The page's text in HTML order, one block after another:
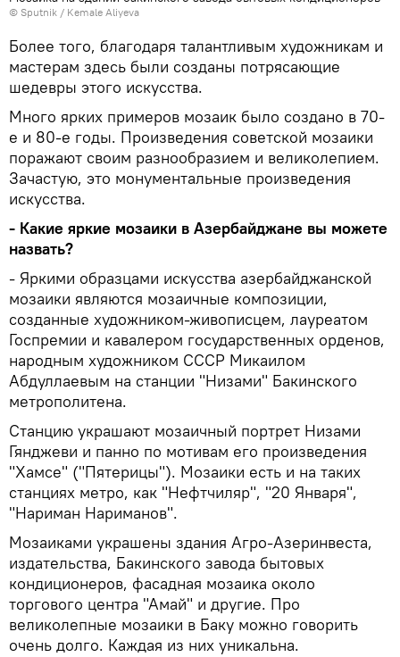
© Sputnik / Kemale Aliyeva
Более того, благодаря талантливым художникам и
мастерам здесь были созданы потрясающие
шедевры этого искусства.
Много ярких примеров мозаик было создано в 70-
е и 80-е годы. Произведения советской мозаики
поражают своим разнообразием и великолепием.
Зачастую, это монументальные произведения
искусства.
- Какие яркие мозаики в Азербайджане вы можете
назвать?
- Яркими образцами искусства азербайджанской
мозаики являются мозаичные композиции,
созданные художником-живописцем, лауреатом
Госпремии и кавалером государственных орденов,
народным художником СССР Микаилом
Абдуллаевым на станции "Низами" Бакинского
метрополитена.
Станцию украшают мозаичный портрет Низами
Гянджеви и панно по мотивам его произведения
"Хамсе" ("Пятерицы"). Мозаики есть и на таких
станциях метро, как "Нефтчиляр", "20 Января",
"Нариман Нариманов".
Мозаиками украшены здания Агро-Азеринвеста,
издательства, Бакинского завода бытовых
кондиционеров, фасадная мозаика около
торгового центра "Амай" и другие. Про
великолепные мозаики в Баку можно говорить
очень долго. Каждая из них уникальна.